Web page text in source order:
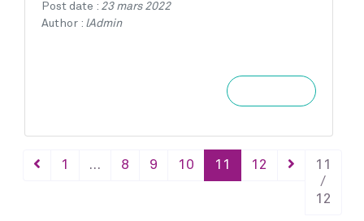
Post date : 23 mars 2022
Author : lAdmin
1 … 8 9 10 11 12
11
/
12